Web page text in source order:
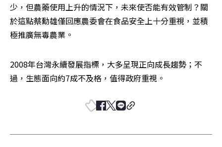
少，但農藥使用上升的情況下，未來使否能有效管制？關
於這點蔡勳雄僅回應農委會在食品安全上十分重視，並積
極推廣無毒農業。
2008年台灣永續發展指標，大多呈現正向成長趨勢；不
過，生態面向約7成不及格，值得政府重視。